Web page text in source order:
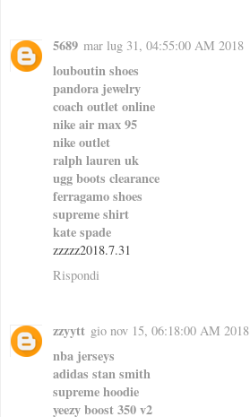
5689 mar lug 31, 04:55:00 AM 2018
louboutin shoes
pandora jewelry
coach outlet online
nike air max 95
nike outlet
ralph lauren uk
ugg boots clearance
ferragamo shoes
supreme shirt
kate spade
zzzzz2018.7.31
Rispondi
zzyytt gio nov 15, 06:18:00 AM 2018
nba jerseys
adidas stan smith
supreme hoodie
yeezy boost 350 v2